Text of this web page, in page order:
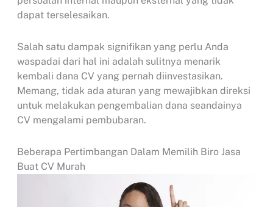
dapat terselesaikan.
Salah satu dampak signifikan yang perlu Anda
waspadai dari hal ini adalah sulitnya menarik
kembali dana CV yang pernah diinvestasikan.
Memang, tidak ada aturan yang mewajibkan direksi
untuk melakukan pengembalian dana seandainya
CV mengalami pembubaran.
Beberapa Pertimbangan Dalam Memilih Biro Jasa
Buat CV Murah